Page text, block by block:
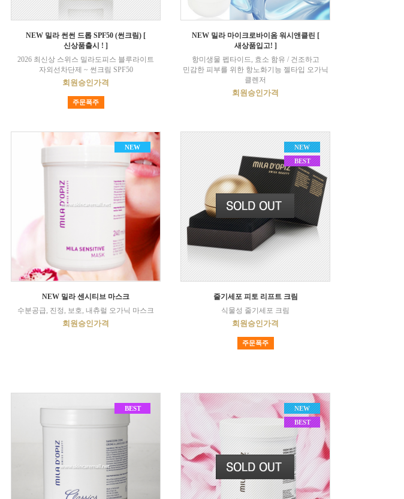
NEW 밀라 썬썬 드롭 SPF50 (썬크림) [
신상품출시 ! ]
2026 최신상 스위스 밀라도피스 블루라이트
자외선차단제 ~ 썬크림 SPF50
회원승인가격
주문폭주
NEW 밀라 마이크로바이옴 워시앤클린 [
새상품입고! ]
항미생물 펩타이드, 효소 함유 / 건조하고
민감한 피부를 위한 항노화기능 젤타입 오가닉
클렌저
회원승인가격
NEW
NEW 밀라 센시티브 마스크
수분공급, 진정, 보호, 내츄럴 오가닉 마스크
회원승인가격
NEW
BEST
줄기세포 피토 리프트 크림
식물성 줄기세포 크림
회원승인가격
주문폭주
BEST
NEW
BEST